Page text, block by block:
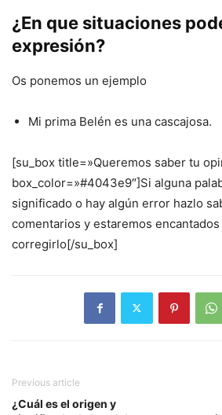
¿En que situaciones
expresión?
Os ponemos un ejemplo
Mi prima Belén es una cascajosa.
[su_box title=»Queremos saber tu
box_color=»#4043e9″]Si alguna
significado o hay algún error hazlo
comentarios y estaremos encantados
corregirlo[/su_box]
Previous article
¿Cuál es el origen y